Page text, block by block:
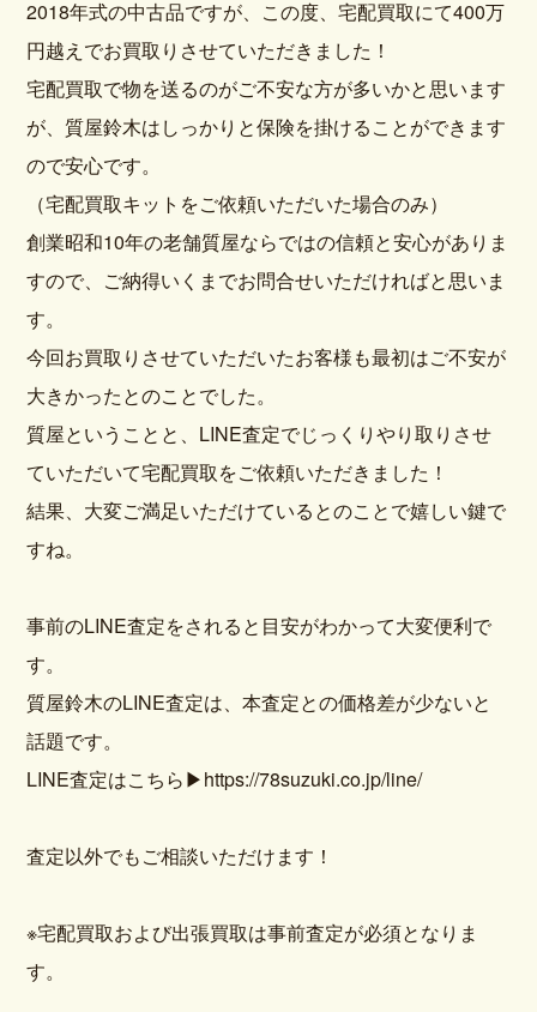
2018年式の中古品ですが、この度、宅配買取にて400万
円越えでお買取りさせていただきました！
宅配買取で物を送るのがご不安な方が多いかと思います
が、質屋鈴木はしっかりと保険を掛けることができます
ので安心です。
（宅配買取キットをご依頼いただいた場合のみ）
創業昭和10年の老舗質屋ならではの信頼と安心がありま
すので、ご納得いくまでお問合せいただければと思いま
す。
今回お買取りさせていただいたお客様も最初はご不安が
大きかったとのことでした。
質屋ということと、LINE査定でじっくりやり取りさせ
ていただいて宅配買取をご依頼いただきました！
結果、大変ご満足いただけているとのことで嬉しい鍵で
すね。
事前のLINE査定をされると目安がわかって大変便利で
す。
質屋鈴木のLINE査定は、本査定との価格差が少ないと
話題です。
LINE査定はこちら▶https://78suzuki.co.jp/line/
査定以外でもご相談いただけます！
※宅配買取および出張買取は事前査定が必須となりま
す。